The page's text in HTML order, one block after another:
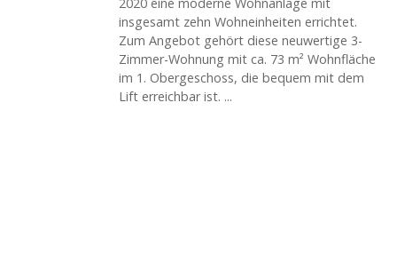
insgesamt zehn Wohneinheiten errichtet.
Zum Angebot gehört diese neuwertige 3-
Zimmer-Wohnung mit ca. 73 m² Wohnfläche
im 1. Obergeschoss, die bequem mit dem
Lift erreichbar ist. ...